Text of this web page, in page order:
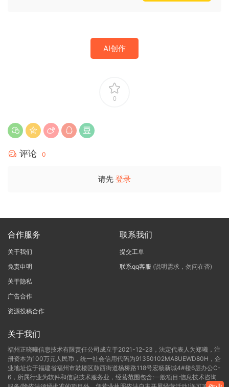
AI创作
0
评论 0
请先 登录
合作服务
关于我们
免责申明
关于隐私
广告合作
资源投稿合作
联系我们
提交工单
联系qq客服 (说明需求，勿问在否)
关于我们
福州正晓曦信息技术有限责任公司成立于2021-12-23，法定代表人为郑曦，注
册资本为100万元人民币，统一社会信用代码为91350102MA8UEWD80H，企
业地址位于福建省福州市鼓楼区鼓西街道杨桥路118号宏杨新城4#楼6层办公C-
6，所属行业为软件和信息技术服务业，经营范围包含:一般项目:信息技术咨询